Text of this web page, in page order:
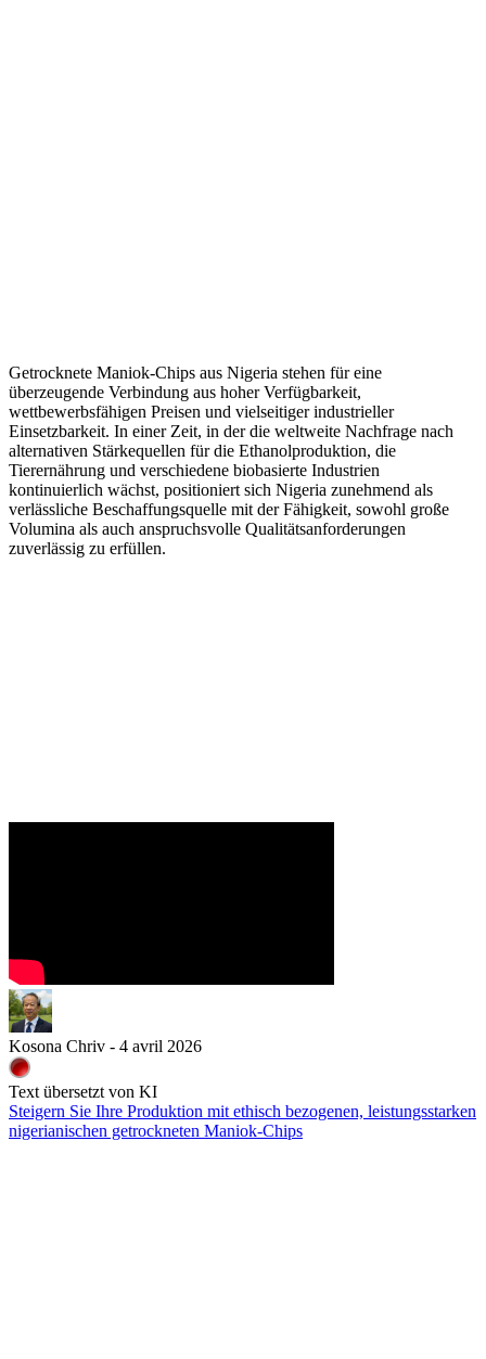
Getrocknete Maniok-Chips aus Nigeria stehen für eine
überzeugende Verbindung aus hoher Verfügbarkeit,
wettbewerbsfähigen Preisen und vielseitiger industrieller
Einsetzbarkeit. In einer Zeit, in der die weltweite Nachfrage nach
alternativen Stärkequellen für die Ethanolproduktion, die
Tierernährung und verschiedene biobasierte Industrien
kontinuierlich wächst, positioniert sich Nigeria zunehmend als
verlässliche Beschaffungsquelle mit der Fähigkeit, sowohl große
Volumina als auch anspruchsvolle Qualitätsanforderungen
zuverlässig zu erfüllen.
Kosona Chriv - 4 avril 2026
Text übersetzt von KI
Steigern Sie Ihre Produktion mit ethisch bezogenen, leistungsstarken
nigerianischen getrockneten Maniok-Chips